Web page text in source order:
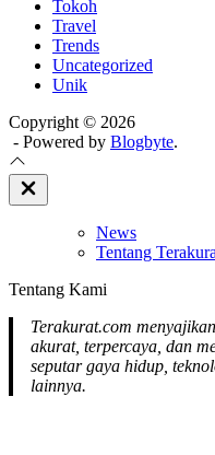
Tokoh
Travel
Trends
Uncategorized
Unik
Copyright © 2026
- Powered by Blogbyte.
Close
Off
News
Tentang
Tentang Kami
Terakurat.com
akurat, terpercaya, dan
seputar gaya hidup,
lainnya.